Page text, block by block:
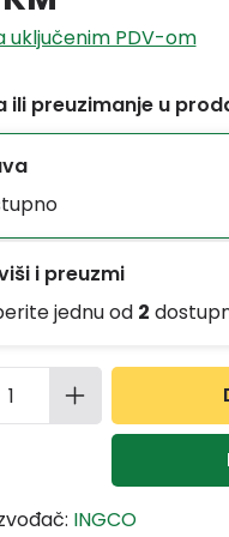
uključenim PDV-om
ili preuzimanje u
i preuzmi
jednu od 2
proizvoda:
INGCO